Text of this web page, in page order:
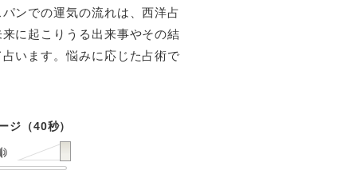
ンでの運気の流れは、西洋占
に起こりうる出来事やその結
います。悩みに応じた占術で
ジ（40秒）